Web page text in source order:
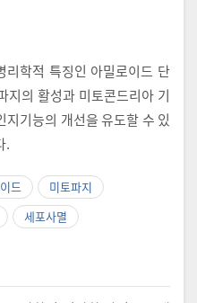
리학적 특징인 아밀로이드 단
지의 활성과 미토콘드리아 기
기능의 개선을 유도할 수 있
.
드
미토파지
세포사멸